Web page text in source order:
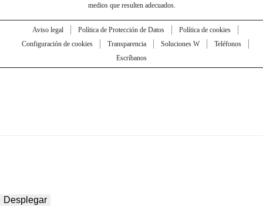
medios que resulten adecuados.
Aviso legal Política de Protección de Datos
Política de cookies
Configuración de cookies
Transparencia Soluciones W
Teléfonos
Escríbanos
Desplegar